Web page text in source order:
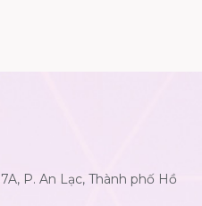
P. An Lạc, Thành phố Hồ